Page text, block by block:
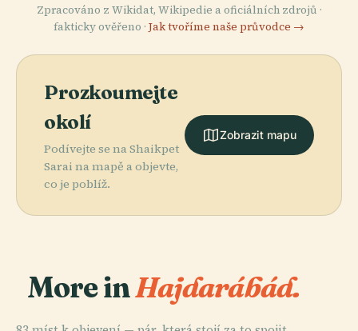
Zpracováno z Wikidat, Wikipedie a oficiálních zdrojů ·
fakticky ověřeno · Jak tvoříme naše průvodce →
Prozkoumejte
okolí
Podívejte se na Shaikpet
Sarai na mapě a objevte,
co je poblíž.
Zobrazit mapu
More inHajdarábád.